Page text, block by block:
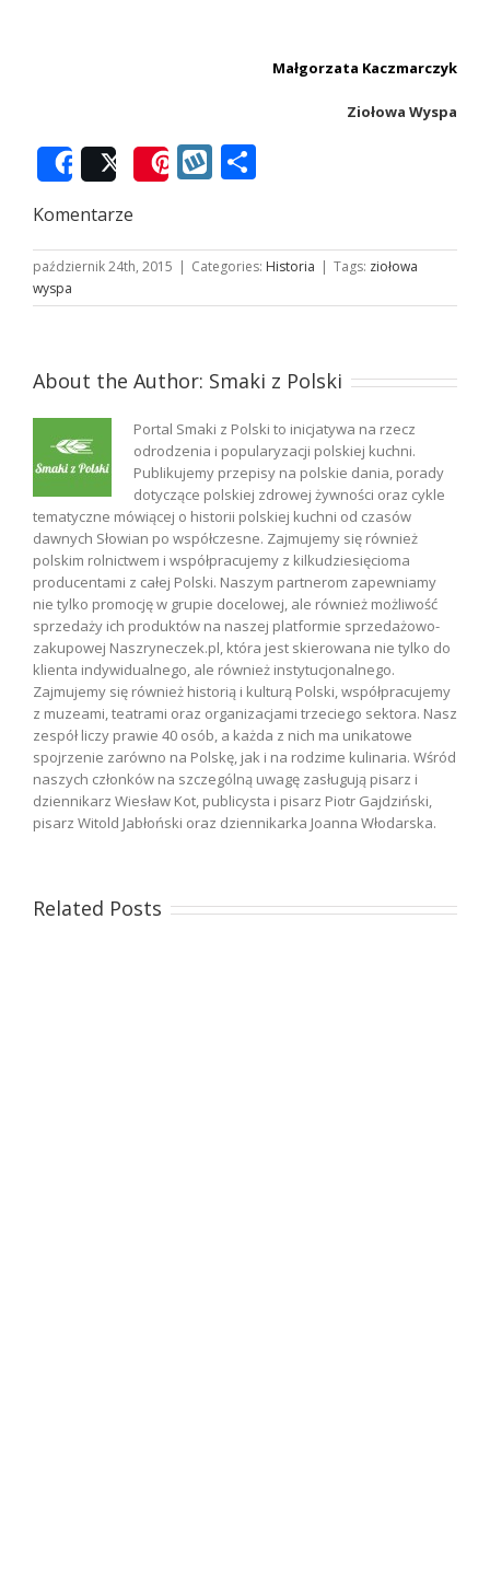
Małgorzata Kaczmarczyk
Ziołowa Wyspa
SharePost SaveWykop
Komentarze
październik 24th, 2015 | Categories: Historia | Tags: ziołowa
wyspa
About the Author: Smaki z Polski
Portal Smaki z Polski to inicjatywa na rzecz
odrodzenia i popularyzacji polskiej kuchni.
Publikujemy przepisy na polskie dania, porady
dotyczące polskiej zdrowej żywności oraz cykle
tematyczne mówiącej o historii polskiej kuchni od czasów
dawnych Słowian po współczesne. Zajmujemy się również
polskim rolnictwem i współpracujemy z kilkudziesięcioma
producentami z całej Polski. Naszym partnerom zapewniamy
nie tylko promocję w grupie docelowej, ale również możliwość
sprzedaży ich produktów na naszej platformie sprzedażowo-
zakupowej Naszryneczek.pl, która jest skierowana nie tylko do
klienta indywidualnego, ale również instytucjonalnego.
Zajmujemy się również historią i kulturą Polski, współpracujemy
z muzeami, teatrami oraz organizacjami trzeciego sektora. Nasz
zespół liczy prawie 40 osób, a każda z nich ma unikatowe
spojrzenie zarówno na Polskę, jak i na rodzime kulinaria. Wśród
naszych członków na szczególną uwagę zasługują pisarz i
dziennikarz Wiesław Kot, publicysta i pisarz Piotr Gajdziński,
pisarz Witold Jabłoński oraz dziennikarka Joanna Włodarska.
Related Posts